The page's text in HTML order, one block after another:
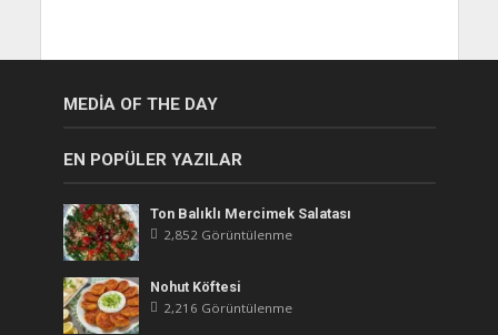
MEDIA OF THE DAY
EN POPÜLER YAZILAR
Ton Balıklı Mercimek Salatası
2,852 Görüntülenme
Nohut Köftesi
2,216 Görüntülenme